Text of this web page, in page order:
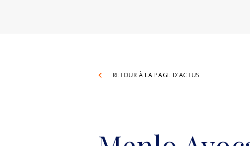
RETOUR À LA PAGE D'ACTUS